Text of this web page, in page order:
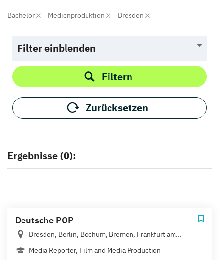
Bachelor Medienproduktion Dresden
Filter einblenden
Filtern
Zurücksetzen
Ergebnisse (0):
Deutsche POP
Dresden, Berlin, Bochum, Bremen, Frankfurt am...
Media Reporter, Film and Media Production